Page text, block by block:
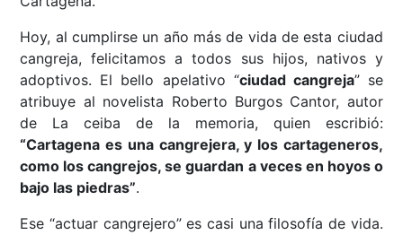
Hoy, al cumplirse un año más de vida de esta ciudad
cangreja, felicitamos a todos sus hijos, nativos y
adoptivos. El bello apelativo “ciudad cangreja” se
atribuye al novelista Roberto Burgos Cantor, autor
de La ceiba de la memoria, quien escribió:
“Cartagena es una cangrejera, y los cartageneros,
como los cangrejos, se guardan a veces en hoyos o
bajo las piedras”.
Ese “actuar cangrejero” es casi una filosofía de vida.